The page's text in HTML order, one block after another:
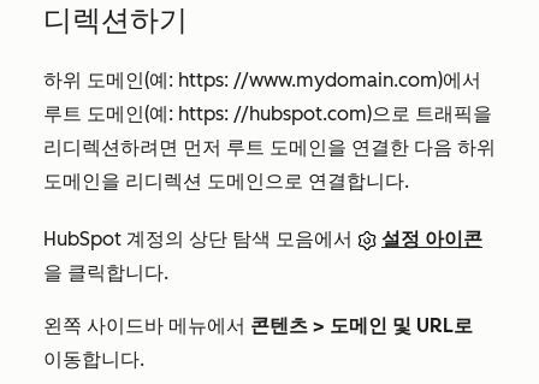
디렉션하기
하위 도메인(예: https: //www.mydomain.com)에서
루트 도메인(예: https: //hubspot.com)으로 트래픽을
리디렉션하려면 먼저 루트 도메인을 연결한 다음 하위
도메인을 리디렉션 도메인으로 연결합니다.
HubSpot 계정의 상단 탐색 모음에서
설정 아이콘
을 클릭합니다.
왼쪽 사이드바 메뉴에서 콘텐츠 > 도메인 및 URL로
이동합니다.